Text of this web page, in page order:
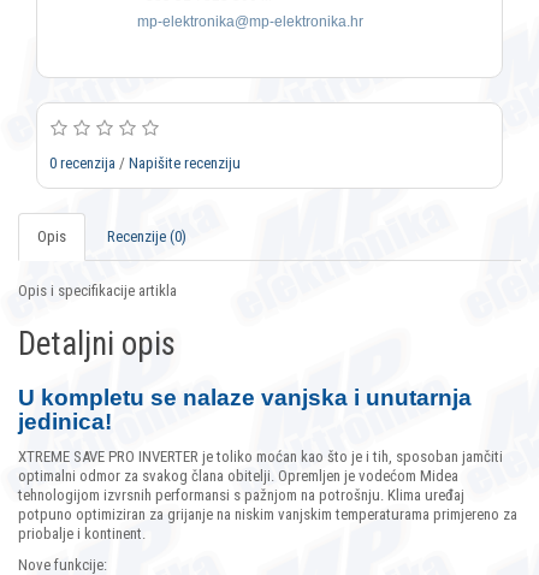
mp-elektronika@mp-elektronika.hr
0 recenzija / Napišite recenziju
Opis Recenzije (0)
Opis i specifikacije artikla
Detaljni opis
U kompletu se nalaze vanjska i unutarnja
jedinica!
XTREME SAVE PRO INVERTER je toliko moćan kao što je i tih, sposoban jamčiti
optimalni odmor za svakog člana obitelji. Opremljen je vodećom Midea
tehnologijom izvrsnih performansi s pažnjom na potrošnju. Klima uređaj
potpuno optimiziran za grijanje na niskim vanjskim temperaturama primjereno za
priobalje i kontinent.
Nove funkcije: